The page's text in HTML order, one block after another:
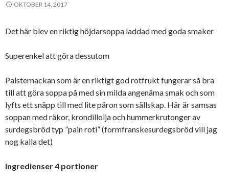
OKTOBER 14, 2017
Det här blev en riktig höjdarsoppa laddad med goda smaker
Superenkel att göra dessutom
Palsternackan som är en riktigt god rotfrukt fungerar så bra
till att göra soppa på med sin milda angenäma smak och som
lyfts ett snäpp till med lite päron som sällskap. Här är samsas
soppan med räkor, krondillolja och hummerkrutonger av
surdegsbröd typ ”pain roti” (formfranskesurdegsbröd vill jag
nog kalla det)
Ingredienser 4 portioner